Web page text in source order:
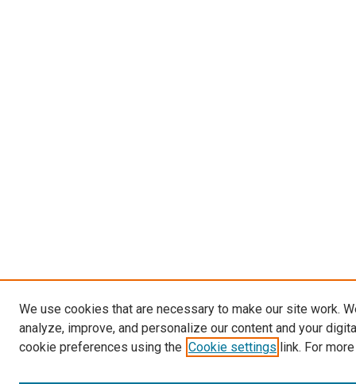
We use cookies that are necessary to make our site work.
analyze, improve, and personalize our content and your
cookie preferences using the Cookie settings link. For